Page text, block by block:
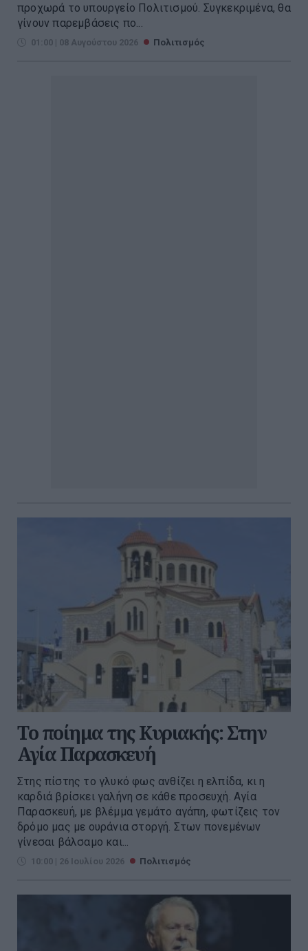
προχωρά το υπουργείο Πολιτισμού. Συγκεκριμένα, θα
γίνουν παρεμβάσεις πο...
01:00 | 08 Αυγούστου 2026 Πολιτισμός
Το ποίημα της Κυριακής: Στην
Αγία Παρασκευή
Στης πίστης το γλυκό φως ανθίζει η ελπίδα, κι η
καρδιά βρίσκει γαλήνη σε κάθε προσευχή. Αγία
Παρασκευή, με βλέμμα γεμάτο αγάπη, φωτίζεις τον
δρόμο μας με ουράνια στοργή. Στων πονεμένων
γίνεσαι βάλσαμο και...
10:00 | 26 Ιουλίου 2026 Πολιτισμός